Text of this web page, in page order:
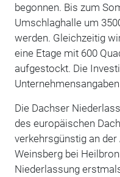
begonnen. Bis zum
Umschlaghalle um
werden. Gleichzeitig
eine Etage mit 600
aufgestockt. Die
Die Dachser
des europäischen
verkehrsgünstig an
Weinsberg bei
Niederlassung